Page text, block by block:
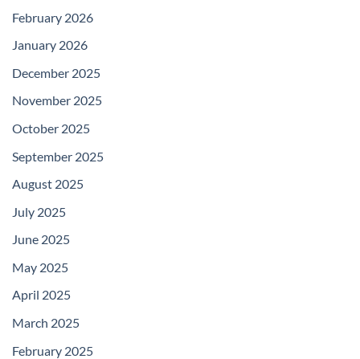
February 2026
January 2026
December 2025
November 2025
October 2025
September 2025
August 2025
July 2025
June 2025
May 2025
April 2025
March 2025
February 2025